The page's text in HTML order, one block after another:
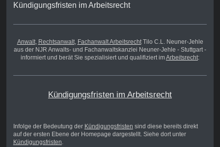
Kündigungsfristen im Arbeitsrecht
Anwalt, Rechtsanwalt, Fachanwalt ArbeitsrechtTilo C.L. Neuner-Jehle
aus der NJR Anwalts- und Fachanwaltskanzlei Neuner-Jehle - Stuttgart -
informiert und berät Sie spezialisiert und qualifiziert imArbeitsrecht:
Kündigungsfristen im Arbeitsrecht
Infolge der Bedeutung der Kündigungsfristen sind diese bereits direkt
auf der ersten Ebene der Homepage dargestellt. Siehe dort unter
Kündigungsfristen.